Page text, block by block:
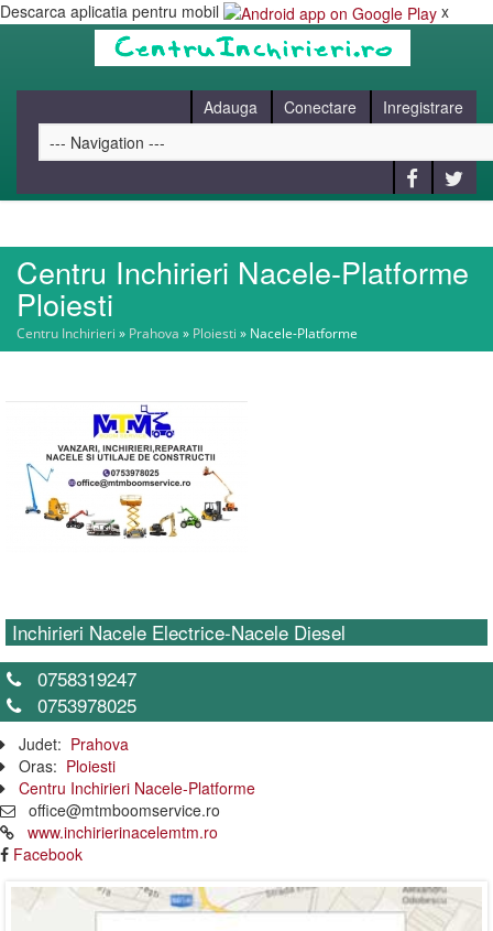
Descarca aplicatia pentru mobil x
Adauga Conectare Inregistrare
HOME
CAUT
CONTACT
Centru Inchirieri Nacele-Platforme
Ploiesti
Centru Inchirieri » Prahova » Ploiesti » Nacele-Platforme
Inchirieri Nacele Electrice-Nacele Diesel
0758319247
0753978025
Judet: Prahova
Oras: Ploiesti
Centru Inchirieri Nacele-Platforme
office@mtmboomservice.ro
www.inchirierinacelemtm.ro
Facebook